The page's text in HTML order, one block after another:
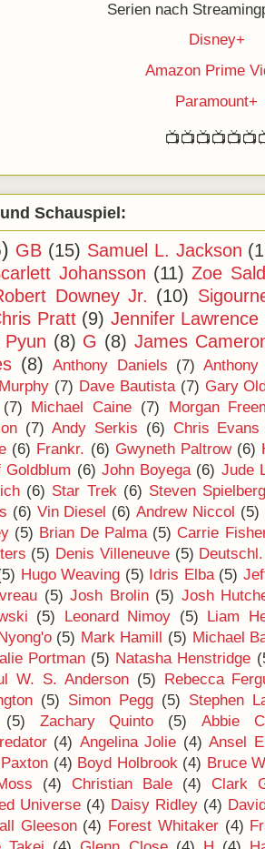
Serien nach
Disney+
Amazon Prime
Paramount+
Schauspiel:
GB (15) Samuel L. Jackson
Johansson (11) Zoe
Downey Jr. (10)
Pratt (9) Jennifer Lawrence
(8) G (8) James
(8) Anthony Daniels (7)
(7) Dave Bautista (7) Gary
(7) Michael Caine (7)
Morgan
(7) Andy Serkis (6) Chris Evans
(6) Frankr. (6) Gwyneth Paltrow (6)
Goldblum (6) John Boyega (6) Jude
(6) Star Trek (6) Steven
(6) Vin Diesel (6) Andrew Niccol (5)
(5) Brian De Palma (5) Carrie
(5) Denis Villeneuve (5) Deutschl.
Hugo Weaving (5) Idris Elba (5)
(5) Josh Brolin (5) Josh
(5) Leonard Nimoy (5) Liam
(5) Mark Hamill (5) Michael
Portman (5) Natasha Henstridge
W. S. Anderson (5) Rebecca
(5) Simon Pegg (5) Stephen
(5) Zachary Quinto (5)
Abbie
(4) Angelina Jolie (4) Ansel
(4) Boyd Holbrook (4) Bruce
(4) Christian Bale (4)
Clark
Universe (4) Daisy Ridley (4)
Gleeson (4) Forest Whitaker (4)